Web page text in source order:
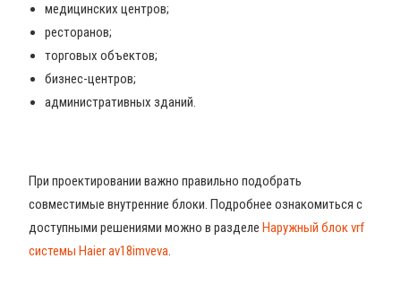
медицинских центров;
ресторанов;
торговых объектов;
бизнес-центров;
административных зданий.
При проектировании важно правильно подобрать
совместимые внутренние блоки. Подробнее ознакомиться с
доступными решениями можно в разделе Наружный блок vrf
системы Haier av18imveva.